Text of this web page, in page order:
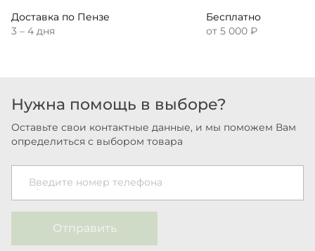
Доставка по Пензе
3 – 4 дня
Бесплатно
от 5 000 ₽
Нужна помощь в выборе?
Оставьте свои контактные данные, и мы поможем Вам
определиться с выбором товара
Введите номер телефона
Отправить